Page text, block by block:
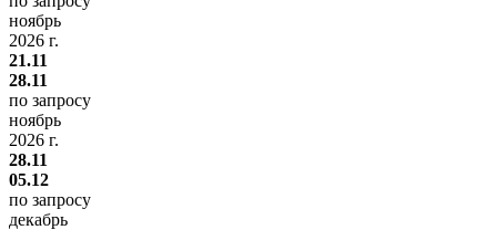
ноябрь
2026 г.
21.11
28.11
по запросу
ноябрь
2026 г.
28.11
05.12
по запросу
декабрь